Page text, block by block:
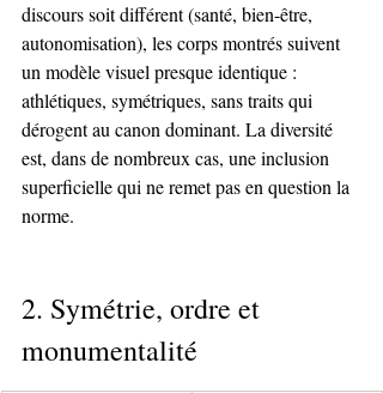
discours soit différent (santé, bien-être,
autonomisation), les corps montrés suivent
un modèle visuel presque identique :
athlétiques, symétriques, sans traits qui
dérogent au canon dominant. La diversité
est, dans de nombreux cas, une inclusion
superficielle qui ne remet pas en question la
norme.
2. Symétrie, ordre et
monumentalité